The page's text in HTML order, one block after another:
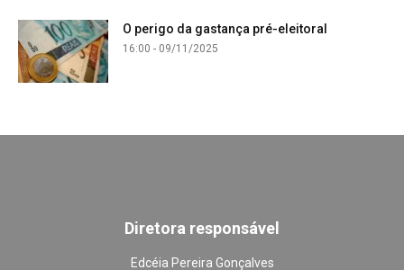
O perigo da gastança pré-eleitoral
16:00 - 09/11/2025
Diretora responsável
Edcéia Pereira Gonçalves